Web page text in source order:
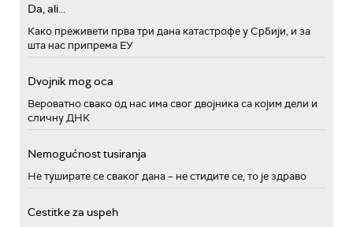
Da, ali...
Како преживети прва три дана катастрофе у Србији, и за
шта нас припрема ЕУ
Dvojnik mog oca
Вероватно свако од нас има свог двојника са којим дели и
сличну ДНК
Nemogućnost tusiranja
Не туширате се сваког дана – не стидите се, то је здраво
Cestitke za uspeh